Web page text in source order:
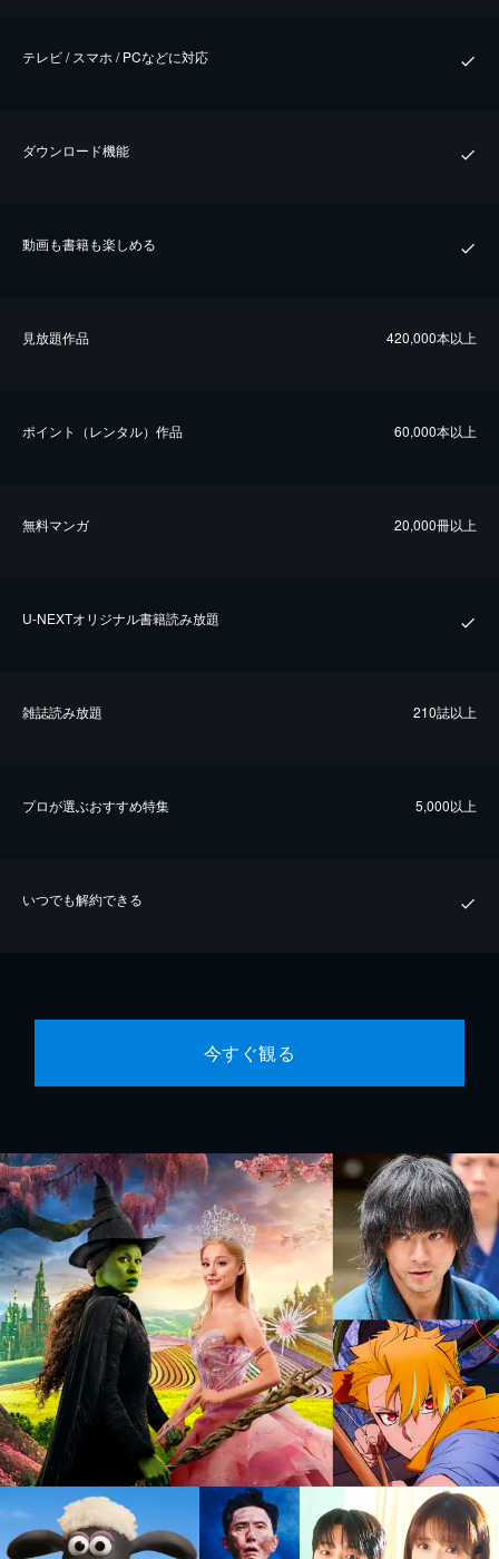
テレビ / スマホ / PCなどに対応
ダウンロード機能
動画も書籍も楽しめる
⾒放題作品 420,000本以上
ポイント（レンタル）作品 60,000本以上
無料マンガ 20,000冊以上
U-NEXTオリジナル書籍読み放題
雑誌読み放題 210誌以上
プロが選ぶおすすめ特集 5,000以上
いつでも解約できる
今すぐ観る